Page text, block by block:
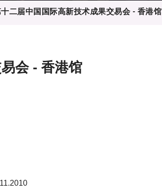
二届中国国际高新技术成果交易会 - 香港馆
会 - 香港馆